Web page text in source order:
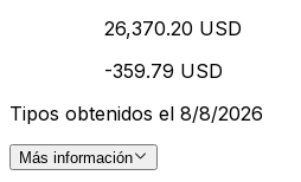
26,370.20 USD
-359.79 USD
Tipos obtenidos el 8/8/2026
Más información